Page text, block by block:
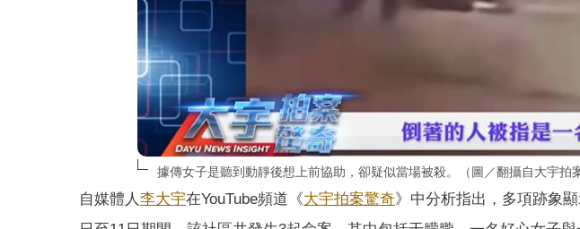
據傳女子是聽到動靜後想上前協助，卻疑似當場被殺。（圖／翻攝自大宇拍
自媒體人李大宇在YouTube頻道《大宇拍案驚奇》中分析指出，多項跡象